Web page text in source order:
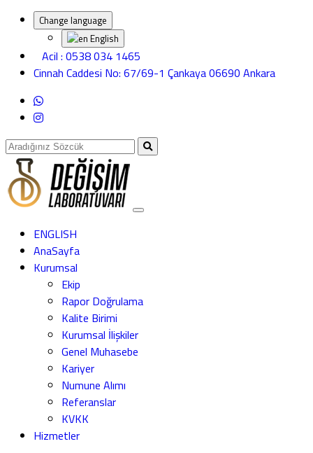
Change language
English
Acil : 0538 034 1465
Cinnah Caddesi No: 67/69-1 Çankaya 06690 Ankara
ENGLISH
AnaSayfa
Kurumsal
Ekip
Rapor Doğrulama
Kalite Birimi
Kurumsal İlişkiler
Genel Muhasebe
Kariyer
Numune Alımı
Referanslar
KVKK
Hizmetler